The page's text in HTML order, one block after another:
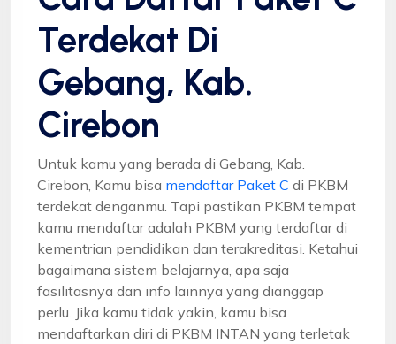
Terdekat Di
Gebang, Kab.
Cirebon
Untuk kamu yang berada di Gebang, Kab.
Cirebon, Kamu bisa mendaftar Paket C di PKBM
terdekat denganmu. Tapi pastikan PKBM tempat
kamu mendaftar adalah PKBM yang terdaftar di
kementrian pendidikan dan terakreditasi. Ketahui
bagaimana sistem belajarnya, apa saja
fasilitasnya dan info lainnya yang dianggap
perlu. Jika kamu tidak yakin, kamu bisa
mendaftarkan diri di PKBM INTAN yang terletak